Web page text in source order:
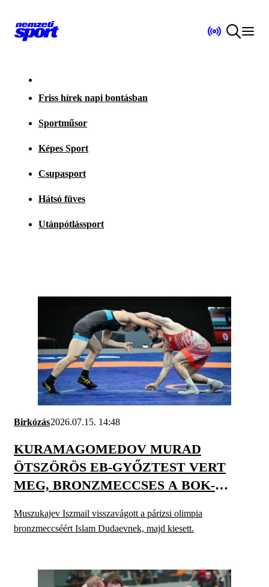
Friss hírek napi bontásban
Sportműsor
Képes Sport
Csupasport
Hátsó füves
Utánpótlássport
Birkózás2026.07.15. 14:48
KURAMAGOMEDOV MURAD
ÖTSZÖRÖS EB-GYŐZTEST VERT
MEG, BRONZMECCSES A BOK-
Muszukajev Iszmail visszavágott a párizsi olimpia
bronzmeccséért Islam Dudaevnek, majd kiesett.